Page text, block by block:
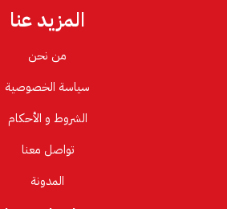
المزيد عنا
من نحن
سياسة الخصوصية
الشروط و الأحكام
تواصل معنا
المدونة